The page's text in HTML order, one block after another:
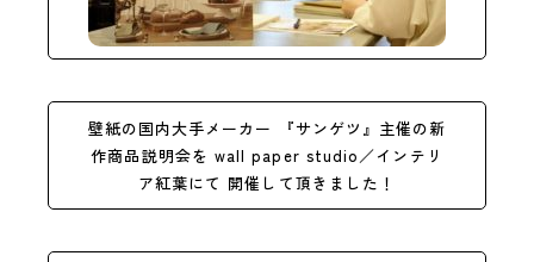
壁紙の国内大手メーカー 『サンゲツ』主催の新
作商品説明会を wall paper studio／インテリ
ア紅葉にて 開催して頂きました！